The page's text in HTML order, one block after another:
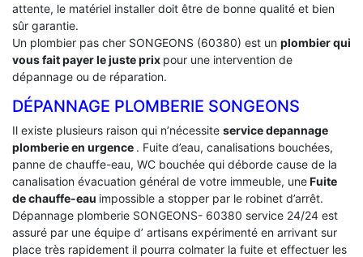
attente, le matériel installer doit être de bonne qualité et bien
sûr garantie.
Un plombier pas cher SONGEONS (60380) est un plombier qui
vous fait payer le juste prix pour une intervention de
dépannage ou de réparation.
DÉPANNAGE PLOMBERIE SONGEONS
Il existe plusieurs raison qui n’nécessite service depannage
plomberie en urgence . Fuite d’eau, canalisations bouchées,
panne de chauffe-eau, WC bouchée qui déborde cause de la
canalisation évacuation général de votre immeuble, uneFuite
de chauffe-eau impossible a stopper par le robinet d’arrêt.
Dépannage plomberie SONGEONS- 60380 service 24/24 est
assuré par une équipe d’ artisans expérimenté en arrivant sur
place très rapidement il pourra colmater la fuite et effectuer les